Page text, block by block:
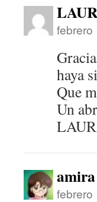
febrero
haya
Que
Un
amira
febrero